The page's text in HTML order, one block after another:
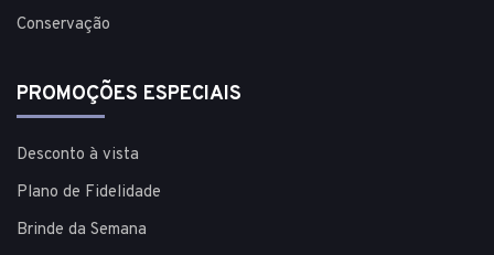
Conservação
PROMOÇÕES ESPECIAIS
Desconto à vista
Plano de Fidelidade
Brinde da Semana